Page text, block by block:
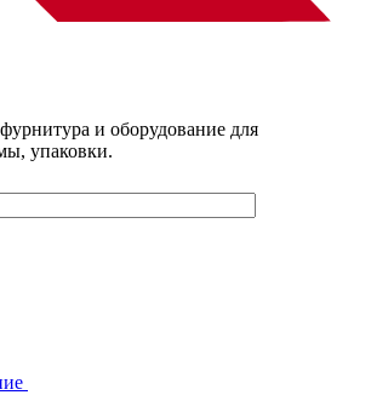
и оборудование для
упаковки.